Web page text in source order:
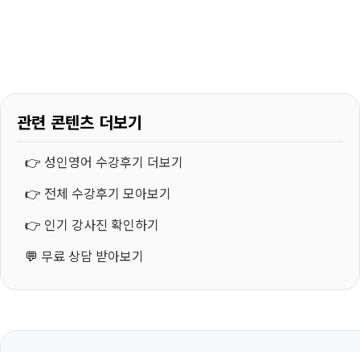
관련 콘텐츠 더보기
👉 성인영어 수강후기 더보기
👉 전체 수강후기 모아보기
👉 인기 강사진 확인하기
💬 무료 상담 받아보기